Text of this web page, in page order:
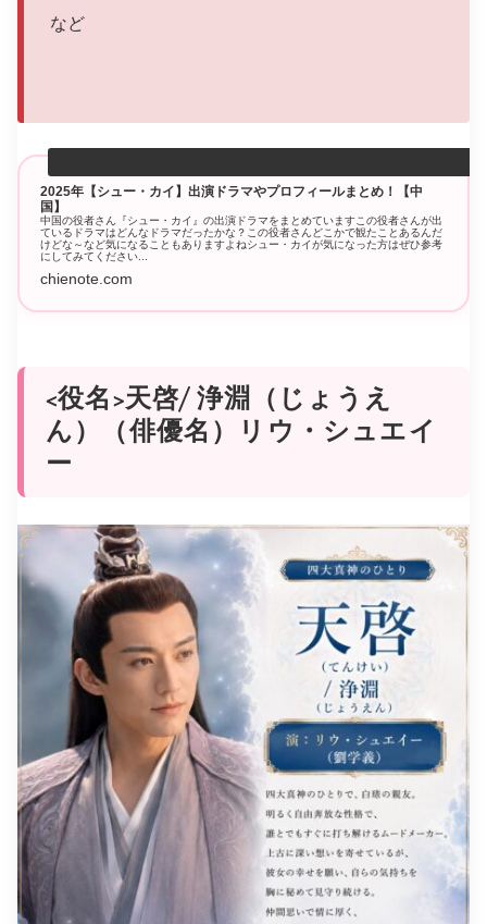
など
2025年【シュー・カイ】出演ドラマやプロフィールまとめ！【中
国】
中国の役者さん『シュー・カイ』の出演ドラマをまとめていますこの役者さんが出
ているドラマはどんなドラマだったかな？この役者さんどこかで観たことあるんだ
けどな～など気になることもありますよねシュー・カイが気になった方はぜひ参考
にしてみてください...
chienote.com
<役名>天啓/ 浄淵（じょうえ
ん）（俳優名）リウ・シュエイ
ー